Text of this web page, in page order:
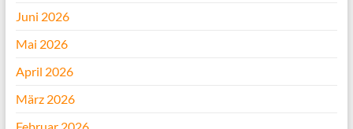
Juni 2026
Mai 2026
April 2026
März 2026